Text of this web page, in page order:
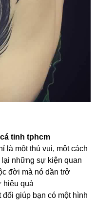
tinh tphcm
là một thú vui, một cách
những sự kiện quan
đời mà nó dần trở
hiệu quả
giúp bạn có một hình